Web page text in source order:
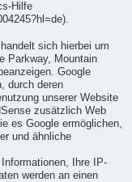
Hilfe
sich hierbei um
Parkway, Mountain
Google
durch deren
unserer Website
zusätzlich Web
es Google ermöglichen,
und ähnliche
Ihre IP-
werden an einen